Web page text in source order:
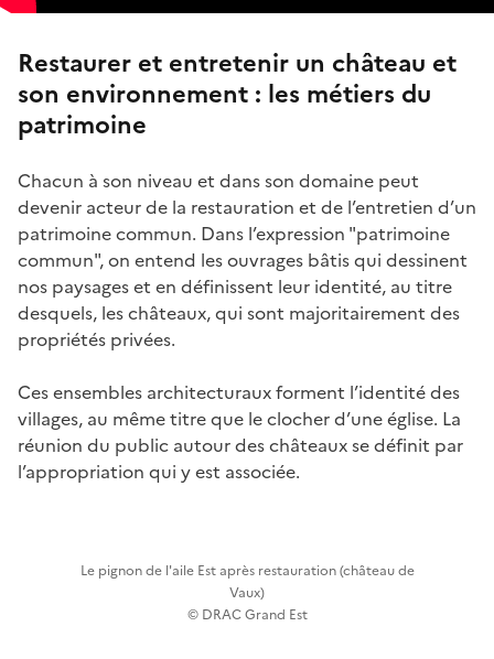
Restaurer et entretenir un château et
son environnement : les métiers du
patrimoine
Chacun à son niveau et dans son domaine peut
devenir acteur de la restauration et de l’entretien d’un
patrimoine commun. Dans l’expression "patrimoine
commun", on entend les ouvrages bâtis qui dessinent
nos paysages et en définissent leur identité, au titre
desquels, les châteaux, qui sont majoritairement des
propriétés privées.
Ces ensembles architecturaux forment l’identité des
villages, au même titre que le clocher d’une église. La
réunion du public autour des châteaux se définit par
l’appropriation qui y est associée.
Le pignon de l'aile Est après restauration (château de
Vaux)
© DRAC Grand Est